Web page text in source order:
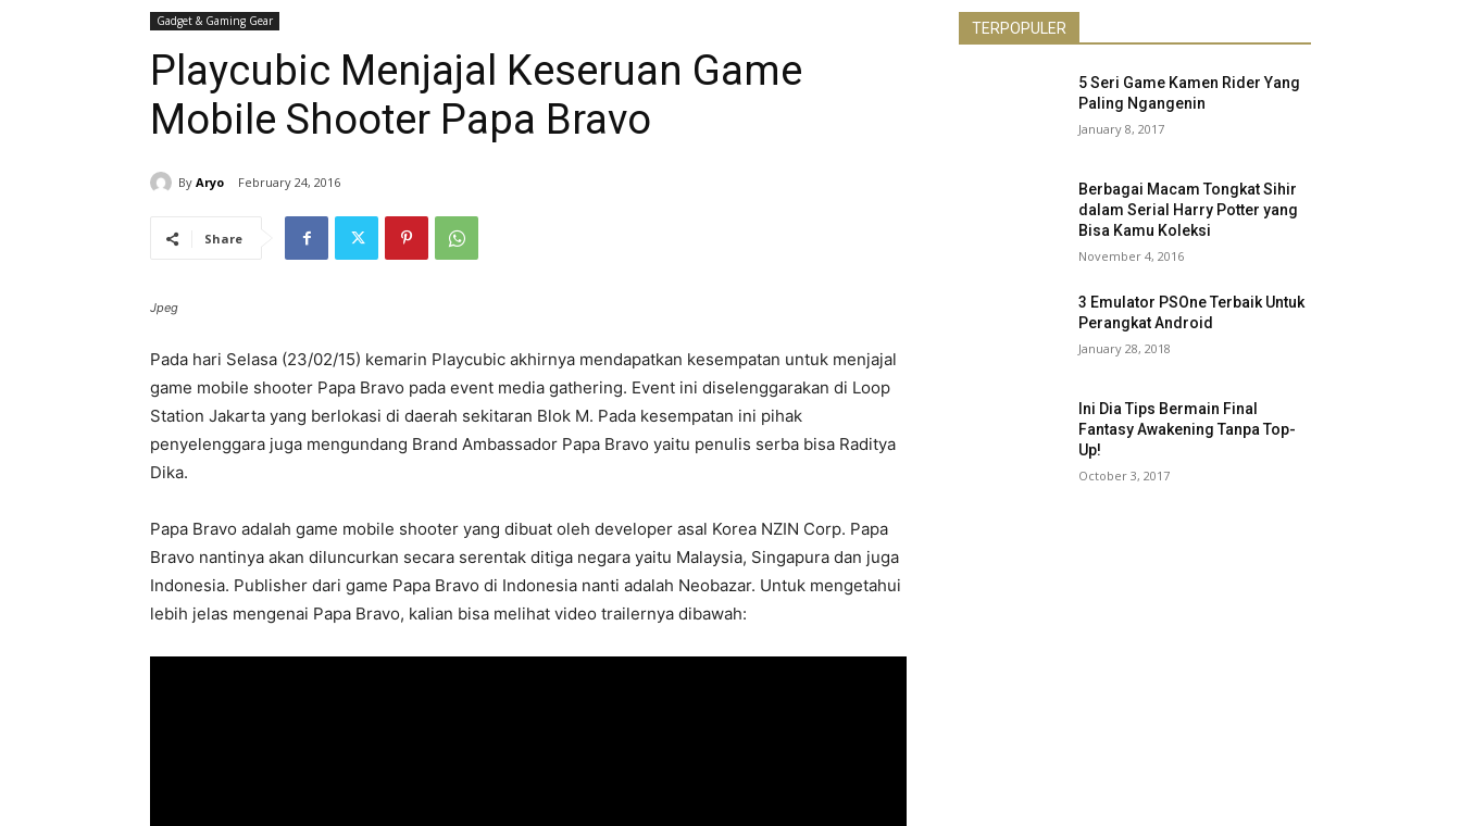
Gadget & Gaming Gear
Playcubic Menjajal Keseruan Game
Mobile Shooter Papa Bravo
By Aryo February 24, 2016
Share
Jpeg
Pada hari Selasa (23/02/15) kemarin Playcubic akhirnya mendapatkan kesempatan untuk menjajal
game mobile shooter Papa Bravo pada event media gathering. Event ini diselenggarakan di Loop
Station Jakarta yang berlokasi di daerah sekitaran Blok M. Pada kesempatan ini pihak
penyelenggara juga mengundang Brand Ambassador Papa Bravo yaitu penulis serba bisa Raditya
Dika.
Papa Bravo adalah game mobile shooter yang dibuat oleh developer asal Korea NZIN Corp. Papa
Bravo nantinya akan diluncurkan secara serentak ditiga negara yaitu Malaysia, Singapura dan juga
Indonesia. Publisher dari game Papa Bravo di Indonesia nanti adalah Neobazar. Untuk mengetahui
lebih jelas mengenai Papa Bravo, kalian bisa melihat video trailernya dibawah:
TERPOPULER
5 Seri Game Kamen Rider Yang
Paling Ngangenin
January 8, 2017
Berbagai Macam Tongkat Sihir
dalam Serial Harry Potter yang
Bisa Kamu Koleksi
November 4, 2016
3 Emulator PSOne Terbaik Untuk
Perangkat Android
January 28, 2018
Ini Dia Tips Bermain Final
Fantasy Awakening Tanpa Top-
Up!
October 3, 2017